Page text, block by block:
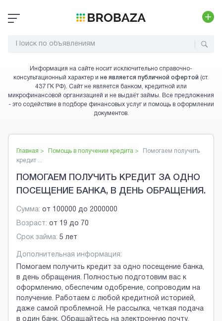
Информация на сайте носит исключительно справочно-
консультационный характер и не является публичной офертой (ст.
437 ГК РФ). Сайт не является банком, кредитной или
микрофинансовой организацией и не выдаёт займы. Все предложения
- это содействие в подборе финансовых услуг и помощь в оформлении
документов.
Главная > Помощь в получении кредита >
Помогаем получить
кредит ...
ПОМОГАЕМ ПОЛУЧИТЬ КРЕДИТ ЗА ОДНО
ПОСЕЩЕНИЕ БАНКА, В ДЕНЬ ОБРАЩЕНИЯ.
Сумма: от 100000 до 2000000
Возраст: от 19 до 70
Срок займа: 5 лет
Дополнительная информация:
Помогаем получить кредит за одно посещение банка,
в день обращения. Полностью подготовим вас к
оформлению, обеспечим одобрение, сопроводим на
получение. Работаем с любой кредитной историей,
даже самой проблемной. Не рассылка, четкая подача
в один банк. Обращайтесь на электронную почту.